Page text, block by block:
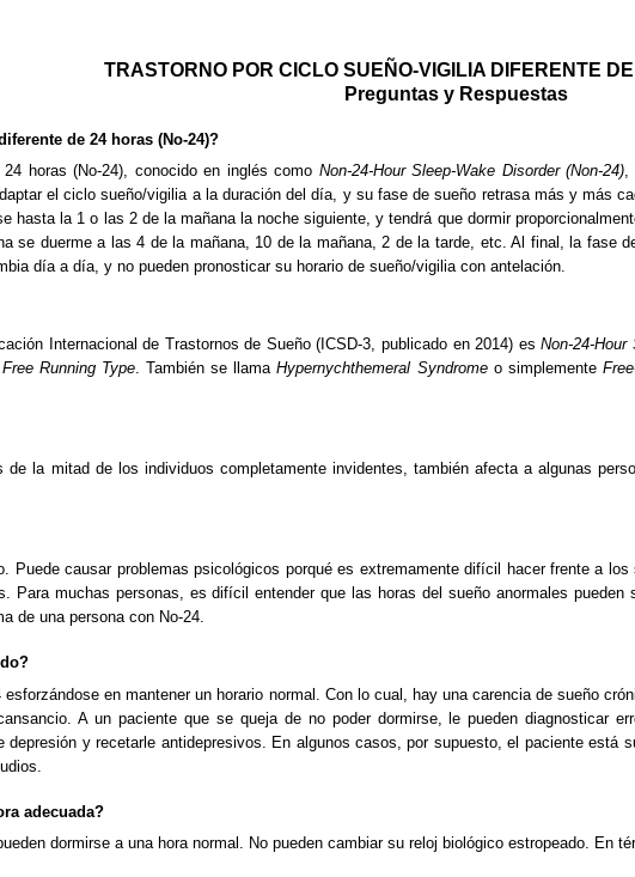
TRASTORNO POR CICLO SUEÑO-VIGILIA DIFERENTE
Preguntas y Respuestas
de 24 horas (No-24)?
horas (No-24), conocido en inglés como Non-24-Hour Sleep-Wake Disorder (Non-24),
el ciclo sueño/vigilia a la duración del día, y su fase de sueño retrasa más y más
hasta la 1 o las 2 de la mañana la noche siguiente, y tendrá que dormir
se duerme a las 4 de la mañana, 10 de la mañana, 2 de la tarde, etc. Al final, la fase
día a día, y no pueden pronosticar su horario de sueño/vigilia con antelación.
Internacional de Trastornos de Sueño (ICSD-3, publicado en 2014) esNon-24-Hour
Running Type . También se llamaHypernychthemeral Syndromeo simplemente
de la mitad de los individuos completamente invidentes, también afecta a algunas
Puede causar problemas psicológicos porqué es extremamente difícil hacer frente a
Para muchas personas, es difícil entender que las horas del sueño anormales
de una persona con No-24.
en mantener un horario normal. Con lo cual, hay una carencia de sueño
A un paciente que se queja de no poder dormirse, le pueden diagnosticar
depresión y recetarle antidepresivos. En algunos casos, por supuesto, el paciente está
adecuada?
dormirse a una hora normal. No pueden cambiar su reloj biológico estropeado. En